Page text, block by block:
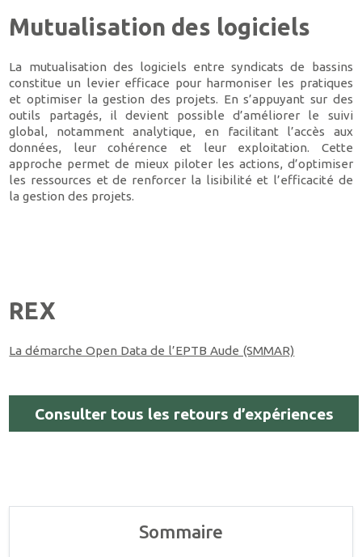
Sommaire
Mutualisation des logiciels
La mutualisation des logiciels entre syndicats de bassins
constitue un levier efficace pour harmoniser les pratiques
et optimiser la gestion des projets. En s’appuyant sur des
outils partagés, il devient possible d’améliorer le suivi
global, notamment analytique, en facilitant l’accès aux
données, leur cohérence et leur exploitation. Cette
approche permet de mieux piloter les actions, d’optimiser
les ressources et de renforcer la lisibilité et l’efficacité de
la gestion des projets.
REX
La démarche Open Data de l’EPTB Aude (SMMAR)
Consulter tous les retours d’expériences